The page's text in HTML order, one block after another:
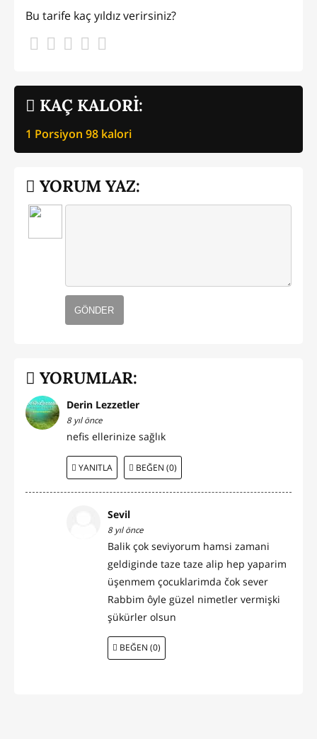
KAÇ KALORİ:
1 Porsiyon 98 kalori
Bu tarife kaç yıldız verirsiniz?
YORUM YAZ:
GÖNDER
YORUMLAR:
Derin Lezzetler
8 yıl önce
nefis ellerinize sağlık
YANITLA BEĞEN (0)
Sevil
8 yıl önce
Balik çok seviyorum hamsi zamani
geldiginde taze taze alip hep yaparim
üşenmem çocuklarimda čok sever
Rabbim ôyle güzel nimetler vermişki
şükürler olsun
BEĞEN (0)